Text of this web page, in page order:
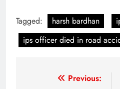
Tagged: harsh bardhan
ips officer died in road
Previous: